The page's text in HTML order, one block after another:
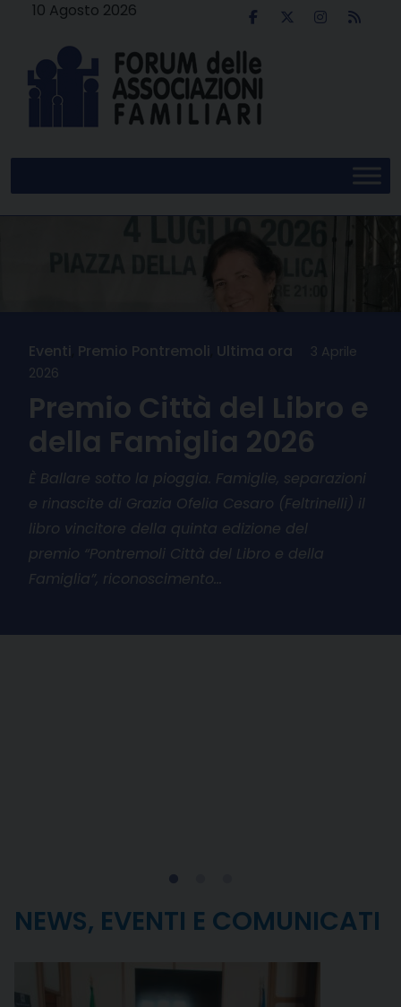
10 Agosto 2026
Eventi Premio Pontremoli Ultima ora
3 Aprile
2026
Premio Città del Libro e
della Famiglia 2026
È Ballare sotto la pioggia. Famiglie, separazioni
e rinascite di Grazia Ofelia Cesaro (Feltrinelli) il
libro vincitore della quinta edizione del
premio “Pontremoli Città del Libro e della
Famiglia”, riconoscimento…
NEWS, EVENTI E COMUNICATI